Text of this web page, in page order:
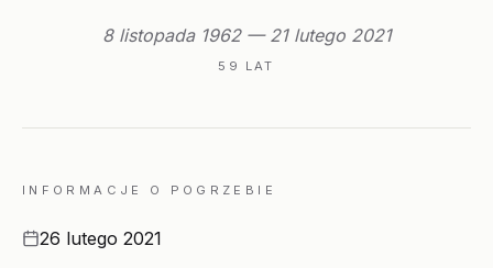
8 listopada 1962 — 21 lutego 2021
59 LAT
INFORMACJE O POGRZEBIE
Data26 lutego 2021